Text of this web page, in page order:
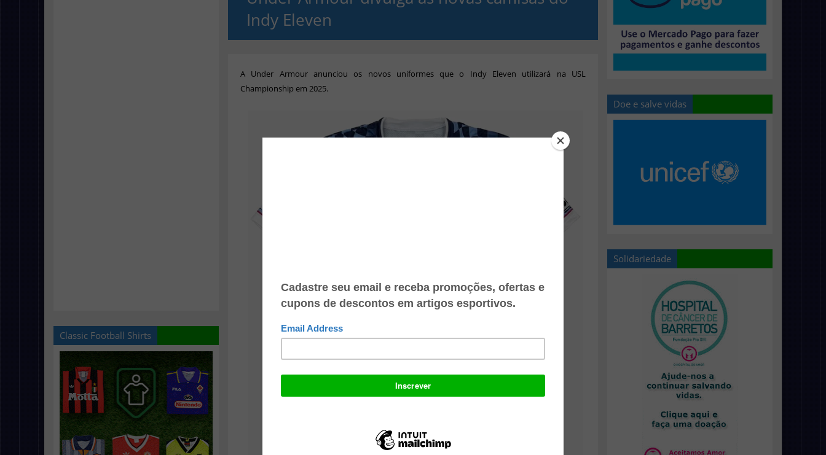
Classic Football Shirts
Indy Eleven
A Under Armour anunciou os novos uniformes que o Indy Eleven utilizará na USL
Championship em 2025.
Doe e salve vidas
Solidariedade